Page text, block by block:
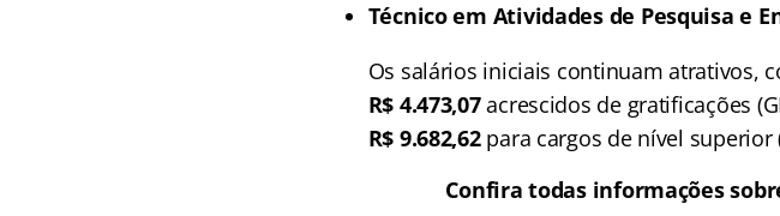
Técnico em Atividades de Pesquisa e
Os salários iniciais continuam atrativos,
R$ 4.473,07acrescidos de gratificações
R$ 9.682,62para cargos de nível superior
Confira todas informações